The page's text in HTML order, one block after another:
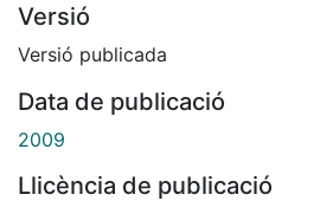
Versió
Versió publicada
Data de publicació
2009
Llicència de publicació